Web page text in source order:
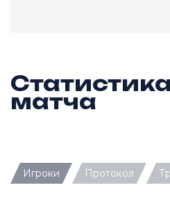
матча
П — кол-во передач
Игроки Протокол